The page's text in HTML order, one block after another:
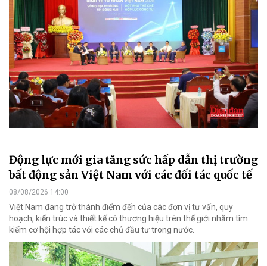
Động lực mới gia tăng sức hấp dẫn thị trường
bất động sản Việt Nam với các đối tác quốc tế
08/08/2026 14:00
Việt Nam đang trở thành điểm đến của các đơn vị tư vấn, quy
hoạch, kiến trúc và thiết kế có thương hiệu trên thế giới nhằm tìm
kiếm cơ hội hợp tác với các chủ đầu tư trong nước.